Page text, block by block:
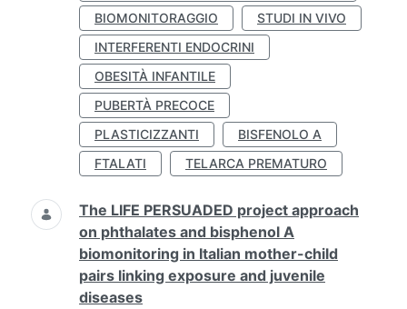
BIOMONITORAGGIO
STUDI IN VIVO
INTERFERENTI ENDOCRINI
OBESITÀ INFANTILE
PUBERTÀ PRECOCE
PLASTICIZZANTI
BISFENOLO A
FTALATI
TELARCA PREMATURO
The LIFE PERSUADED project approach
on phthalates and bisphenol A
biomonitoring in Italian mother-child
pairs linking exposure and juvenile
diseases